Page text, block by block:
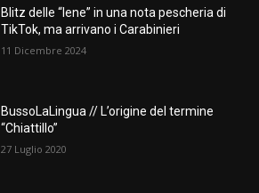
Blitz delle “Iene” in una nota pescheria di
TikTok, ma arrivano i Carabinieri
11 Dicembre 2024
BussoLaLingua // L’origine del termine
“Chiattillo”
27 Luglio 2020